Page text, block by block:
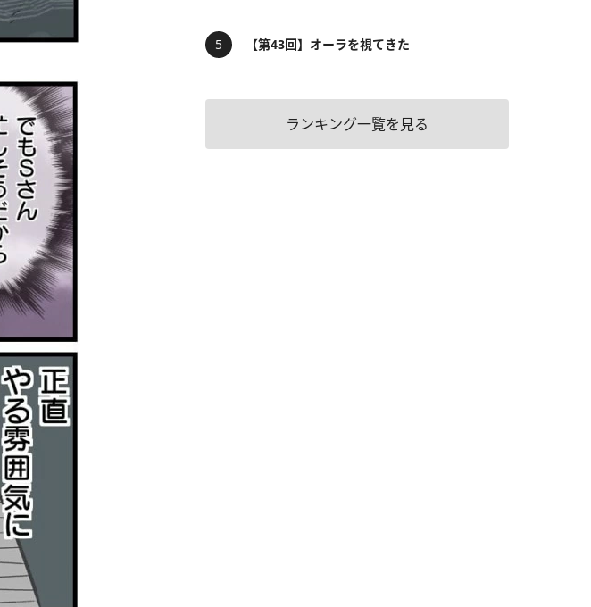
【第43回】オーラを視てきた
ランキング一覧を見る